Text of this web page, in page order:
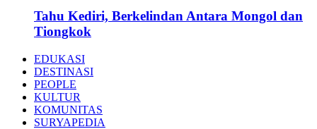
Tahu Kediri, Berkelindan Antara Mongol dan
Tiongkok
EDUKASI
DESTINASI
PEOPLE
KULTUR
KOMUNITAS
SURYAPEDIA